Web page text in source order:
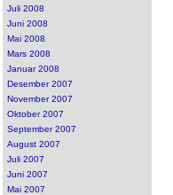
Juli 2008
Juni 2008
Mai 2008
Mars 2008
Januar 2008
Desember 2007
November 2007
Oktober 2007
September 2007
August 2007
Juli 2007
Juni 2007
Mai 2007